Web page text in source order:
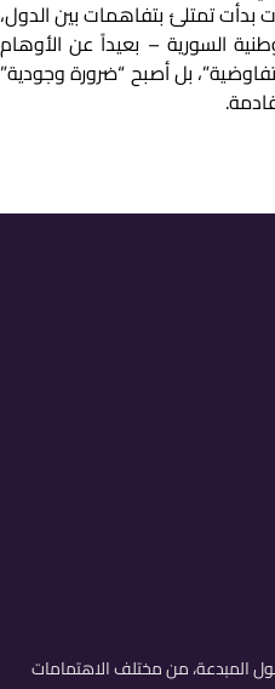
بدأت تمتلئ بتفاهمات بين الدول،
السورية – بعيداً عن الأوهام
بل أصبح “ضرورة وجودية”
المبدعة، من مختلف الاهتمامات